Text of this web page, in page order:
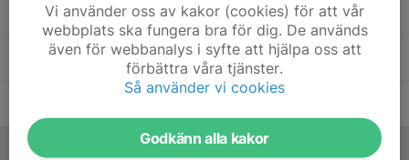
Lykke E.
Vilgot W.
Ledare
Vi använder oss av kakor (cookies) för att vår
webbplats ska fungera bra för dig. De används
även för webbanalys i syfte att hjälpa oss att
förbättra våra tjänster.
Så använder vi cookies
Godkänn alla kakor